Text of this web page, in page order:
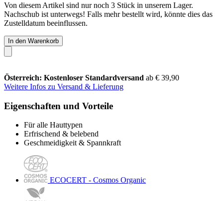
Von diesem Artikel sind nur noch 3 Stück in unserem Lager.
Nachschub ist unterwegs! Falls mehr bestellt wird, könnte dies das
Zustelldatum beeinflussen.
In den Warenkorb
Österreich: Kostenloser Standardversand ab € 39,90
Weitere Infos zu Versand & Lieferung
Eigenschaften und Vorteile
Für alle Hauttypen
Erfrischend & belebend
Geschmeidigkeit & Spannkraft
ECOCERT - Cosmos Organic